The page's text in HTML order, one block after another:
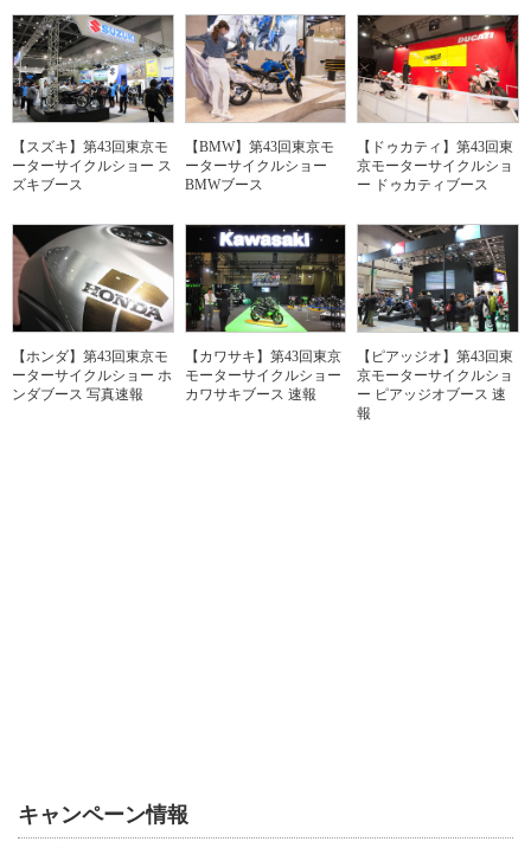
【スズキ】第43回東京モ
ーターサイクルショー ス
ズキブース
【BMW】第43回東京モ
ーターサイクルショー
BMWブース
【ドゥカティ】第43回東
京モーターサイクルショ
ー ドゥカティブース
【ホンダ】第43回東京モ
ーターサイクルショー ホ
ンダブース 写真速報
【カワサキ】第43回東京
モーターサイクルショー
カワサキブース 速報
【ピアッジオ】第43回東
京モーターサイクルショ
ー ピアッジオブース 速
報
キャンペーン情報